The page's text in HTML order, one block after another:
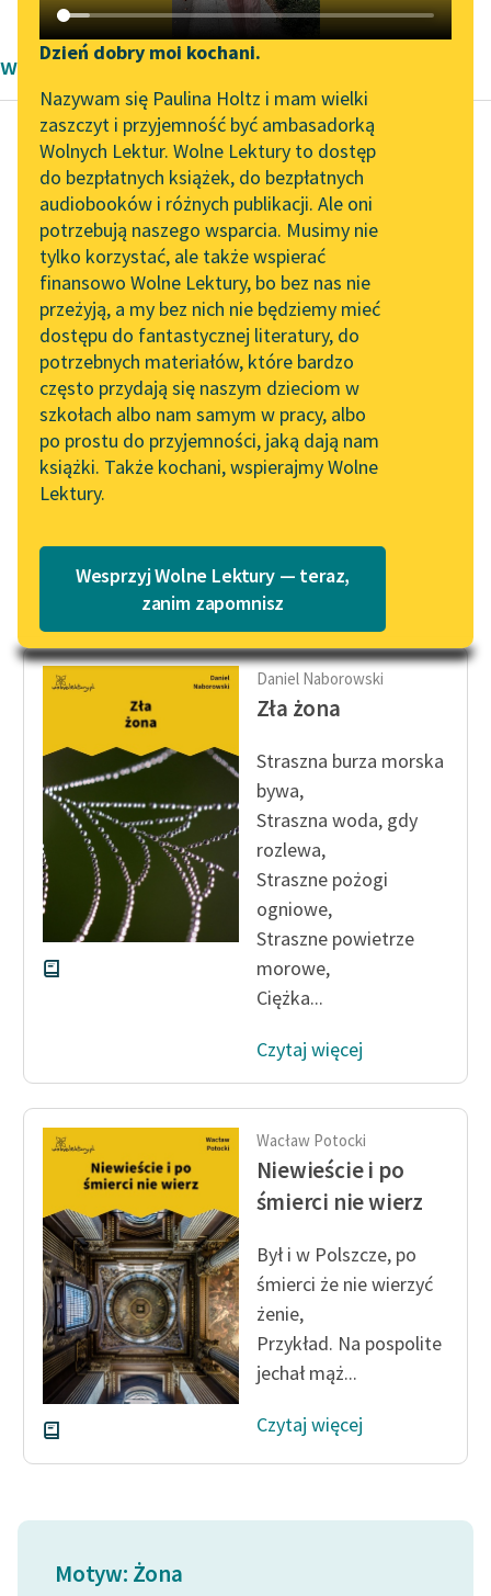
Katalog DAISY
Podkasty o książkach
Zgłoś brak utworu
Aktualności
„Prokurator Alicja Horn”
do słuchania
Byliśmy częścią AI Impact
Lab
Zapraszamy na spotkanie
online z tłumaczkami
literatury skandynawskiej
Spotkanie z Katarzyną
Tunkiel w Oslo
102. lata temu zmarł
Joseph Conrad
Lektury szkolne i klasyka
literatury do słuchania dla
uczennic i uczniów z
niepełnosprawnościami
E-kolekcja lektur
szkolnych i literatury do
słuchania dla uczennic i
uczniów z
niepełnosprawnościami
Feministyczne inspiracje.
Popularyzacja
skandynawskiej literatury
lektur szkolnych oraz
Starego Testamentu
Odkurzamy bohaterów
Szkoła Poezji Wolnych
Lektur
Narzędzia
Mapa Wolnych Lektur
Leśmianator
Przewodnik dla piszących i
czytających
API
OAI-PMH
Widget Wolnych Lektur
Przypisy
Katalog w formacie PDF
O nas
Kontakt
O projekcie
Zespół
Zasady wykorzystania
Dzień dobry moi kochani.
Nazywam się Paulina Holtz i mam wielki
zaszczyt i przyjemność być ambasadorką
Wolnych Lektur. Wolne Lektury to dostęp
do bezpłatnych książek, do bezpłatnych
audiobooków i różnych publikacji. Ale oni
potrzebują naszego wsparcia. Musimy nie
tylko korzystać, ale także wspierać
finansowo Wolne Lektury, bo bez nas nie
przeżyją, a my bez nich nie będziemy mieć
dostępu do fantastycznej literatury, do
potrzebnych materiałów, które bardzo
często przydają się naszym dzieciom w
szkołach albo nam samym w pracy, albo
po prostu do przyjemności, jaką dają nam
książki. Także kochani, wspierajmy Wolne
Lektury.
Wesprzyj Wolne Lektury — teraz,
zanim zapomnisz
wiersze Barok
Elżbieta Drużbacka
Skargi kilku Dam w
spólnej kompanji
będących, dla
jakich racyi z
Mężami swojemi
żyć nie chcą
Pierwsza zaczyna żal
do męża prawić,
Że jak smok siedzi na
Czytaj więcej
Daniel Naborowski
Zła żona
Straszna burza morska
bywa,
Straszna woda, gdy
rozlewa,
Straszne pożogi
ogniowe,
Straszne powietrze
morowe,
Ciężka...
Czytaj więcej
Wacław Potocki
Niewieście i po
śmierci nie wierz
Był i w Polszcze, po
śmierci że nie wierzyć
żenie,
Przykład. Na pospolite
jechał mąż...
Czytaj więcej
Motyw: Żona